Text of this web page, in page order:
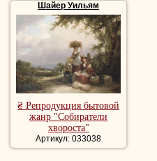
Шайер Уильям
₴ Репродукция бытовой
жанр "Собиратели
хвороста"
Артикул: 033038